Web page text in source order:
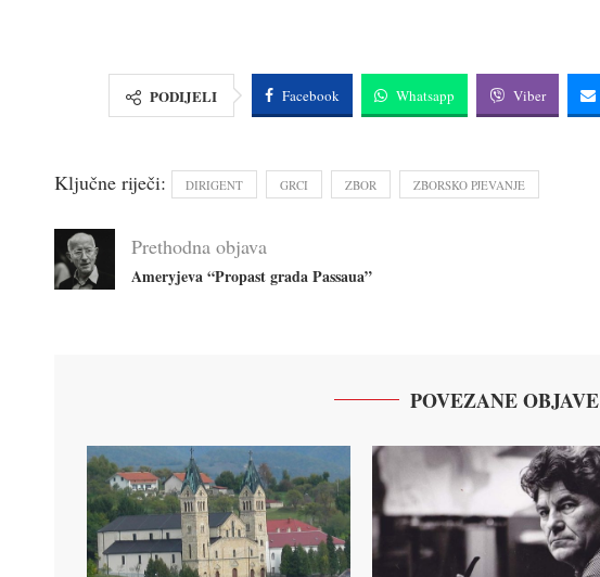
PODIJELI Facebook Whatsapp Viber
Ključne riječi: DIRIGENT GRCI ZBOR ZBORSKO PJEVANJE
Prethodna objava
Ameryjeva “Propast grada Passaua”
POVEZANE OBJAVE